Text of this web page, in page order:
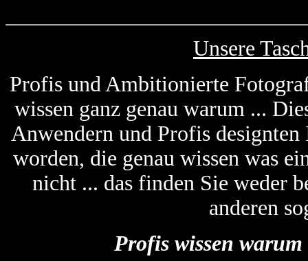
Unsere
Profis und Ambitionierte
wissen ganz genau warum ...
Anwendern und Profis
worden, die genau wissen was
nicht ... das finden Sie weder
anderen
Profis wissen